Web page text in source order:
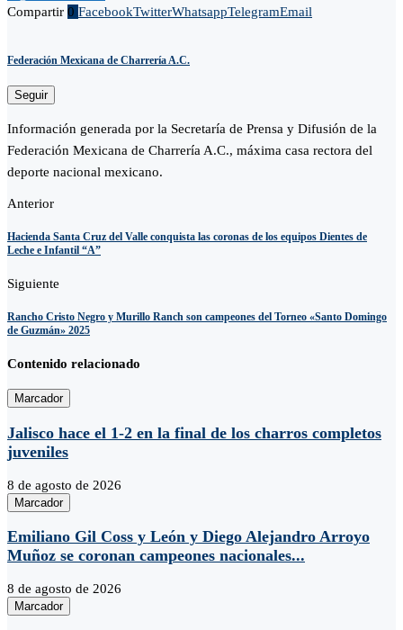
Compartir 0 FacebookTwitterWhatsappTelegramEmail
Federación Mexicana de Charrería A.C.
Seguir
Información generada por la Secretaría de Prensa y Difusión de la
Federación Mexicana de Charrería A.C., máxima casa rectora del
deporte nacional mexicano.
Anterior
Hacienda Santa Cruz del Valle conquista las coronas de los equipos Dientes de
Leche e Infantil “A”
Siguiente
Rancho Cristo Negro y Murillo Ranch son campeones del Torneo «Santo Domingo
de Guzmán» 2025
Contenido relacionado
Marcador
Jalisco hace el 1-2 en la final de los charros completos
juveniles
8 de agosto de 2026
Marcador
Emiliano Gil Coss y León y Diego Alejandro Arroyo
Muñoz se coronan campeones nacionales...
8 de agosto de 2026
Marcador